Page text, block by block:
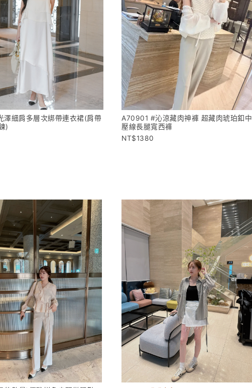
細肩多層次綁帶連衣裙(肩帶
)
A70901 #沁涼藏肉神褲 超藏肉琥珀釦中
壓線長腿寬西褲
1380